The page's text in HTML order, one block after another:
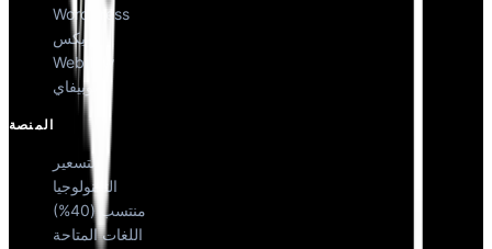
WordPress
ويكس
Webflow
شوبيفاي
المنصة
التسعير
التكنولوجيا
منتسب (40%)
اللغات المتاحة